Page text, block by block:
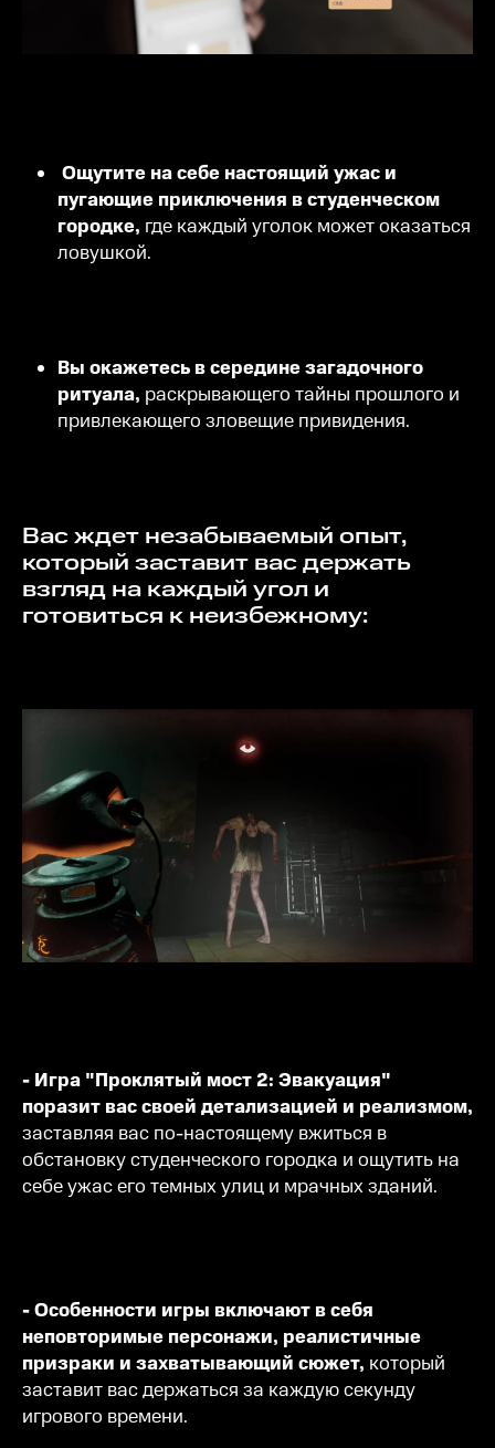
Ощутите на себе настоящий ужас и
пугающие приключения в студенческом
городке, где каждый уголок может оказаться
ловушкой.
Вы окажетесь в середине загадочного
ритуала, раскрывающего тайны прошлого и
привлекающего зловещие привидения.
Вас ждет незабываемый опыт,
который заставит вас держать
взгляд на каждый угол и
готовиться к неизбежному:
- Игра "Проклятый мост 2: Эвакуация"
поразит вас своей детализацией и реализмом,
заставляя вас по-настоящему вжиться в
обстановку студенческого городка и ощутить на
себе ужас его темных улиц и мрачных зданий.
- Особенности игры включают в себя
неповторимые персонажи, реалистичные
призраки и захватывающий сюжет, который
заставит вас держаться за каждую секунду
игрового времени.